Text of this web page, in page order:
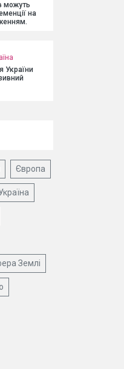
можуть
на
України
Європа
Землі